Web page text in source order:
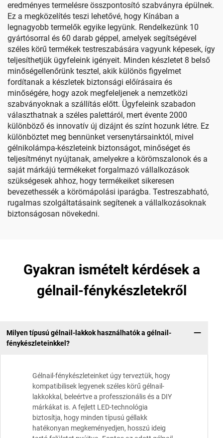
eredményes termelésre összpontosító szabványra épülnek.
Ez a megközelítés teszi lehetővé, hogy Kínában a
legnagyobb termelők egyike legyünk. Rendelkezünk 10
gyártósorral és 60 darab géppel, amelyek segítségével
széles körű termékek testreszabására vagyunk képesek, így
teljesíthetjük ügyfeleink igényeit. Minden készletet 8 belső
minőségellenőrünk tesztel, akik különös figyelmet
fordítanak a készletek biztonsági előírásaira és
minőségére, hogy azok megfeleljenek a nemzetközi
szabványoknak a szállítás előtt. Ügyfeleink szabadon
választhatnak a széles palettáról, mert évente 2000
különböző és innovatív új dizájnt és színt hozunk létre. Ez
különböztet meg bennünket versenytársainktól, mivel
gélnikolámpa-készleteink biztonságot, minőséget és
teljesítményt nyújtanak, amelyekre a körömszalonok és a
saját márkájú termékeket forgalmazó vállalkozások
szükségesek ahhoz, hogy termékeiket sikeresen
bevezethessék a körömápolási iparágba. Testreszabható,
rugalmas szolgáltatásaink segítenek a vállalkozásoknak
biztonságosan növekedni.
Gyakran ismételt kérdések a
gélnail-fénykészletekről
Milyen típusú gélnail-lakkok használhatók a gélnail-
fénykészleteinkkel?
Gélnail-fénykészleteinket úgy terveztük, hogy
kompatibilisek legyenek széles körű gélnail-
lakkokkal, beleértve a professzionális és a DIY
márkákat is. A fejlett LED-technológia
biztosítja, hogy minden típusú géllakk
hatékonyan megkeményedjen, hosszú ideig